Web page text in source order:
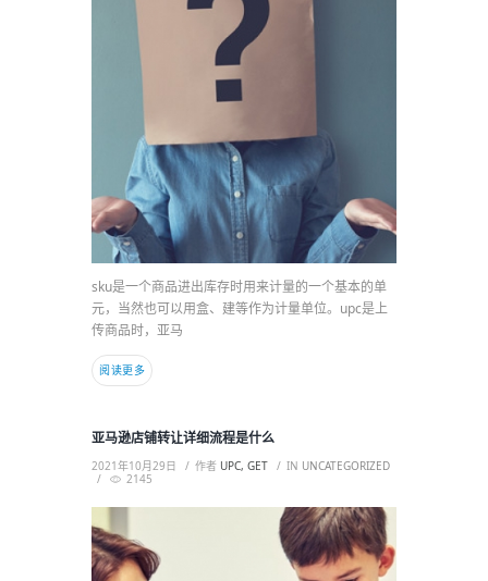
sku是一个商品进出库存时用来计量的一个基本的单
元，当然也可以用盒、建等作为计量单位。upc是上
传商品时，亚马
阅读更多
亚马逊店铺转让详细流程是什么
2021年10月29日 作者 UPC, GET IN UNCATEGORIZED
2145